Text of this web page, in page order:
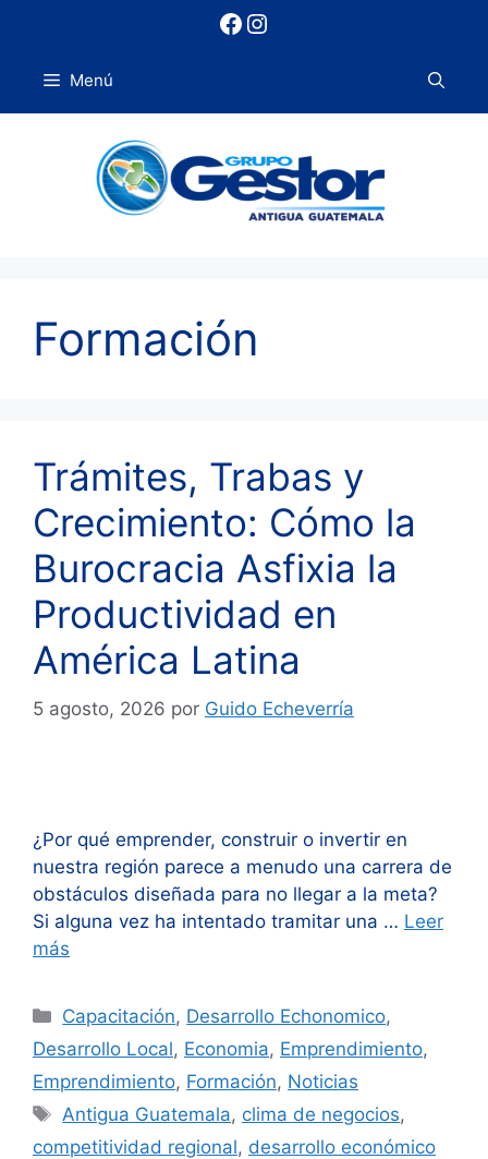
Facebook
Instagram
Menú
Formación
Trámites, Trabas y
Crecimiento: Cómo la
Burocracia Asfixia la
Productividad en
América Latina
5 agosto, 2026 por Guido Echeverría
¿Por qué emprender, construir o invertir en
nuestra región parece a menudo una carrera de
obstáculos diseñada para no llegar a la meta?
Si alguna vez ha intentado tramitar una … Leer
más
Categorías
Capacitación, Desarrollo Echonomico,
Desarrollo Local, Economia, Emprendimiento,
Emprendimiento, Formación, Noticias
Etiquetas
Antigua Guatemala, clima de negocios,
competitividad regional, desarrollo económico